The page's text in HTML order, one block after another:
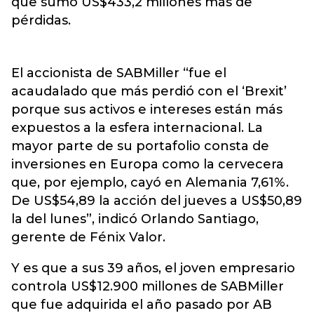
pérdidas.
El accionista de SABMiller “fue el
acaudalado que más perdió con el ‘Brexit’
porque sus activos e intereses están más
expuestos a la esfera internacional. La
mayor parte de su portafolio consta de
inversiones en Europa como la cervecera
que, por ejemplo, cayó en Alemania 7,61%.
De US$54,89 la acción del jueves a US$50,89
la del lunes”, indicó Orlando Santiago,
gerente de Fénix Valor.
Y es que a sus 39 años, el joven empresario
controla US$12.900 millones de SABMiller
que fue adquirida el año pasado por AB